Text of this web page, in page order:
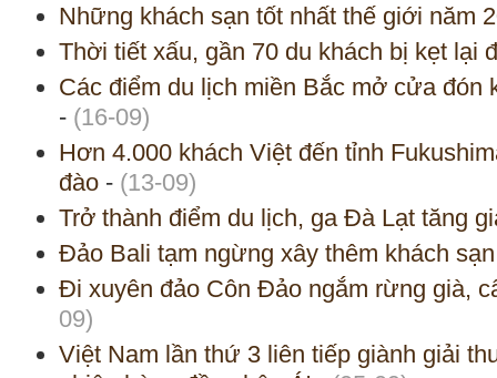
Những khách sạn tốt nhất thế giới năm
Thời tiết xấu, gần 70 du khách bị kẹt lại
Các điểm du lịch miền Bắc mở cửa đón
- (16-09)
Hơn 4.000 khách Việt đến tỉnh
đào - (13-09)
Trở thành điểm du lịch, ga Đà Lạt tăng
Đảo Bali tạm ngừng xây thêm khách
Đi xuyên đảo Côn Đảo ngắm rừng già,
09)
Việt Nam lần thứ 3 liên tiếp giành giải